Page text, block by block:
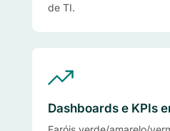
de TI.
Dashboards e KPIs